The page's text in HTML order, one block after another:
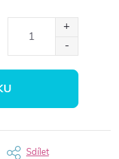
Sdílet